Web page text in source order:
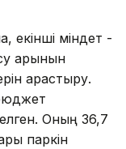
екінші міндет -
қарқынын
қарастыру.
Оның 36,7
паркін